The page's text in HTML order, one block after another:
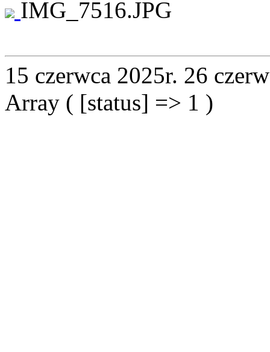
IMG_7516.JPG
15 czerwca 2025r. 26
Array ( [status] => 1 )